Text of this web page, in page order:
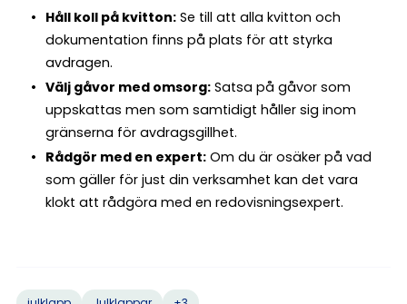
Håll koll på kvitton:Se till att alla kvitton och
dokumentation finns på plats för att styrka
avdragen.
Välj gåvor med omsorg:Satsa på gåvor som
uppskattas men som samtidigt håller sig inom
gränserna för avdragsgillhet.
Rådgör med en expert:Om du är osäker på vad
som gäller för just din verksamhet kan det vara
klokt att rådgöra med en redovisningsexpert.